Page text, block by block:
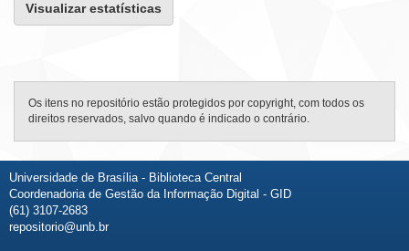
Visualizar estatísticas
Os itens no repositório estão protegidos por copyright, com todos os
direitos reservados, salvo quando é indicado o contrário.
Universidade de Brasília - Biblioteca Central
Coordenadoria de Gestão da Informação Digital - GID
(61) 3107-2683
repositorio@unb.br